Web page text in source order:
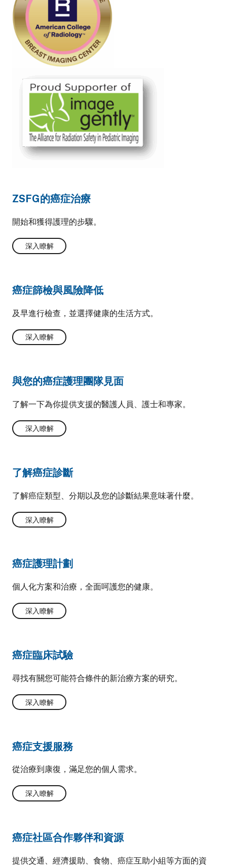
ZSFG的癌症治療
開始和獲得護理的步驟。
深入瞭解
癌症篩檢與風險降低
及早進行檢查，並選擇健康的生活方式。
深入瞭解
與您的癌症護理團隊見面
了解一下為你提供支援的醫護人員、護士和專家。
深入瞭解
了解癌症診斷
了解癌症類型、分期以及您的診斷結果意味著什麼。
深入瞭解
癌症護理計劃
個人化方案和治療，全面呵護您的健康。
深入瞭解
癌症臨床試驗
尋找有關您可能符合條件的新治療方案的研究。
深入瞭解
癌症支援服務
從治療到康復，滿足您的個人需求。
深入瞭解
癌症社區合作夥伴和資源
提供交通、經濟援助、食物、癌症互助小組等方面的資